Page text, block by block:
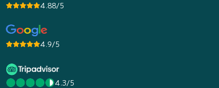
4.88/5
4.9/5
4.3/5